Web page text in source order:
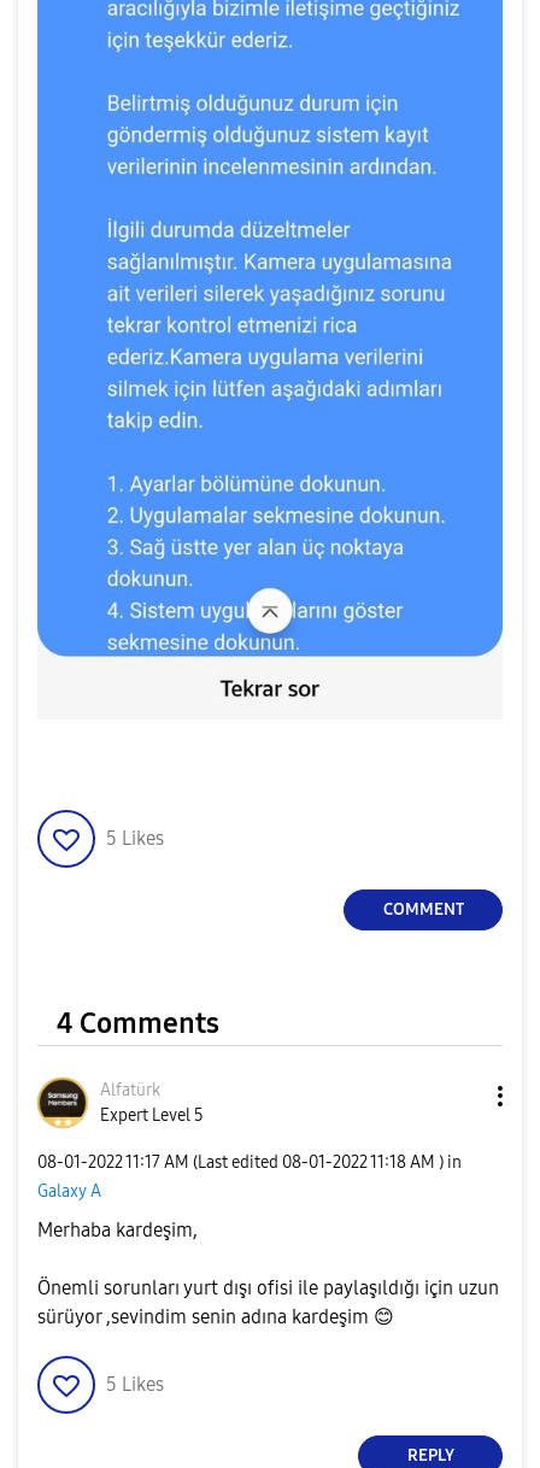
5 Likes
COMMENT
4 Comments
Alfatürk
Expert Level 5
‎08-01-202211:17 AM (Last edited ‎08-01-202211:18 AM ) in
Galaxy A
Merhaba kardeşim,
Önemli sorunları yurt dışı ofisi ile paylaşıldığı için uzun
sürüyor ,sevindim senin adına kardeşim 😊
5 Likes
REPLY